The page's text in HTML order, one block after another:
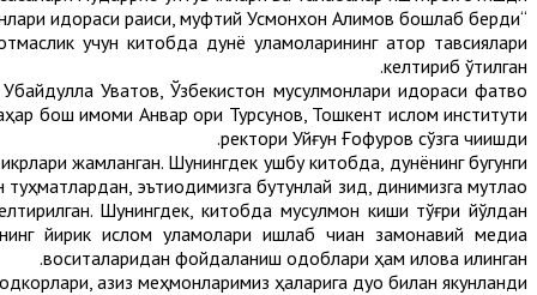
“Дунё уламолари мурожаати” китоби тақдимотини Ўзбекистон мусулмонлари идораси раиси, муфтий Усмонхон Алимов бошлаб берди.
учун китобда дунё уламоларининг қатор тавсиялари
келтириб ўтилган.
Уватов, Ўзбекистон мусулмонлари идораси фатво
бош имоми Анвар қори Турсунов, Тошкент ислом институти
ректори Уйғун Ғофуров сўзга чиқишди.
жамланган. Шунингдек ушбу китобда, дунёнинг бугунги
эътиқодимизга бутунлай зид, динимизга мутлақо
Шунингдек, китобда мусулмон киши тўғри йўлдан
йирик ислом уламолари ишлаб чиққан замонавий медиа
воситаларидан фойдаланиш одоблари ҳам илова қилинган.
азиз меҳмонларимиз ҳақларига дуо билан якунланди.